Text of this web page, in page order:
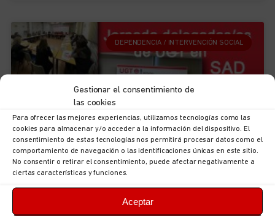
Gestionar el consentimiento de
las cookies
Para ofrecer las mejores experiencias, utilizamos tecnologías como las
cookies para almacenar y/o acceder a la información del dispositivo. El
consentimiento de estas tecnologías nos permitirá procesar datos como el
comportamiento de navegación o las identificaciones únicas en este sitio.
No consentir o retirar el consentimiento, puede afectar negativamente a
ciertas características y funciones.
Aceptar
DEPENDENCIA / INTERVENCIÓN SOCIAL
Jornada organizada por UGT Servicios
en SAD y Centros de Día